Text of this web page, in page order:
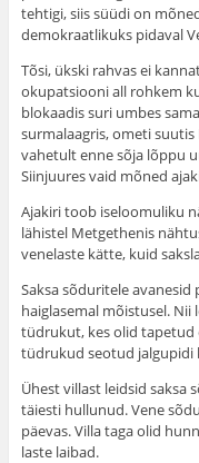
tehtigi, siis süüdi on
demokraatlikuks pidaval
Tõsi, ükski rahvas ei
okupatsiooni all rohkem
blokaadis suri umbes
surmalaagris, ometi
vahetult enne sõja lõppu
Siinjuures vaid mõned
Ajakiri toob iseloomuliku
lähistel Metgethenis
venelaste kätte, kuid
Saksa sõduritele
haiglasemal mõistusel.
tüdrukut, kes olid tapetud
tüdrukud seotud jalgupidi
Ühest villast leidsid saksa
täiesti hullunud. Vene
päevas. Villa taga olid
laste laibad.